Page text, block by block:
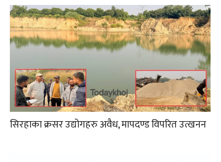
सिरहाका क्रसर उद्योगहरु अवैध, मापदण्ड विपरित उत्खनन